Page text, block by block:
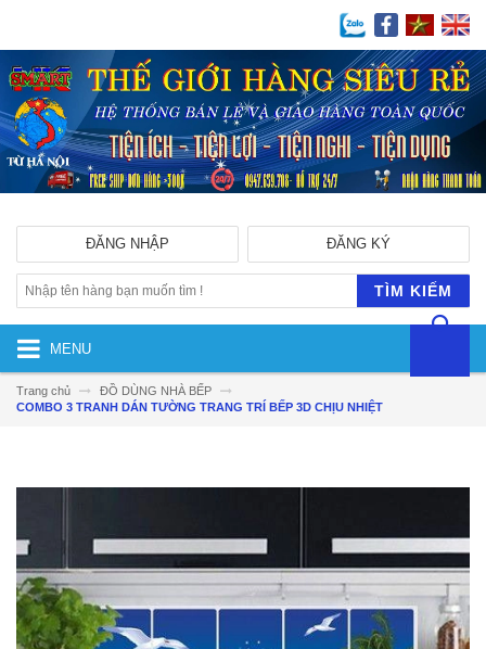
ĐĂNG KÝ
ĐĂNG NHẬP
TÌM KIẾM
MENU
Trang chủ
ĐỒ DÙNG NHÀ BẾP
COMBO 3 TRANH DÁN TƯỜNG TRANG TRÍ BẾP 3D CHỊU NHIỆT